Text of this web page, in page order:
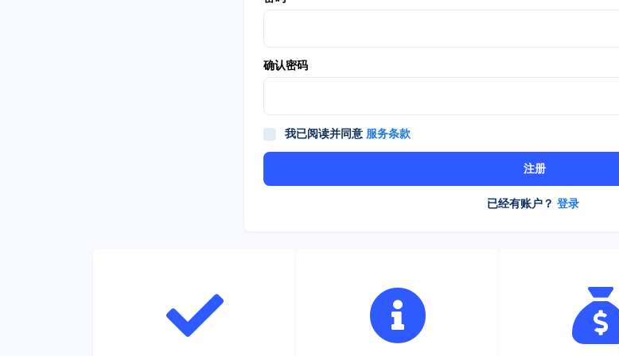
确认密码
我已阅读并同意服务条款
注册
已经有账户？ 登录